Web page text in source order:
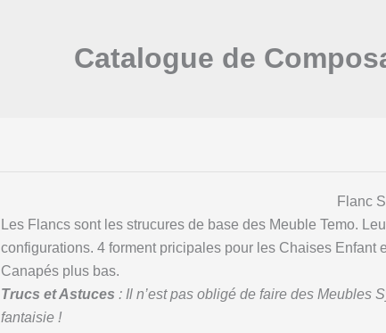
Catalogue de
Flanc
Les Flancs sont les strucures de base des Meuble Temo.
configurations. 4 forment pricipales pour les Chaises Enfant
Canapés plus bas.
Trucs et Astuces : Il n’est pas obligé de faire des Meubles
fantaisie !